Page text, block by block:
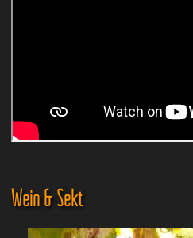
Wein & Sekt